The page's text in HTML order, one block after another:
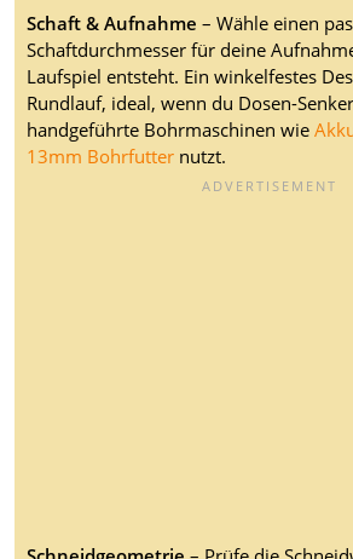
Schaft & Aufnahme – Wähle einen
Schaftdurchmesser für deine
Laufspiel entsteht. Ein winkelfestes
Rundlauf, ideal, wenn du Dosen-
handgeführte Bohrmaschinen wie
13mm Bohrfutter nutzt.